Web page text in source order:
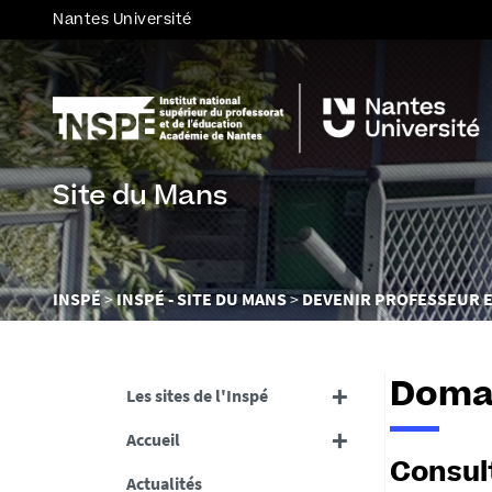
Nantes Université
Site du Mans
Vous
êtes
INSPÉ INSPÉ - SITE DU MANS DEVENIR PROFESSEUR
Les sites de l'Inspé
Accueil
Actualités